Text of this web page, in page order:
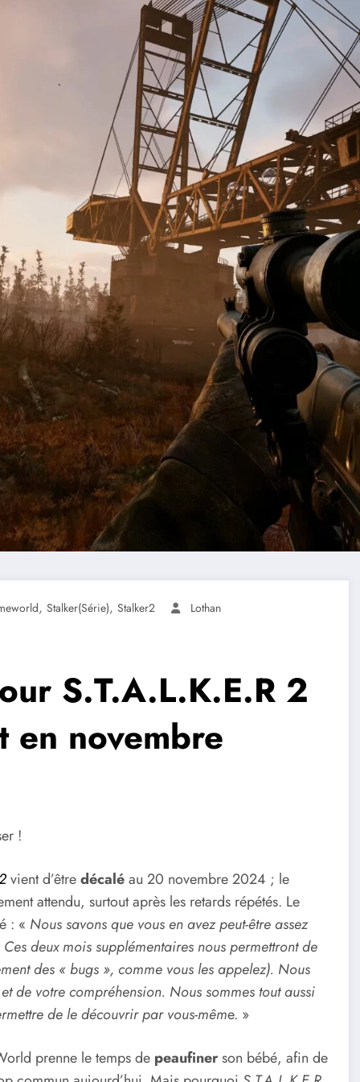
, Stalker(série), Stalker2 Lothan
S.T.A.L.K.E.R 2
en novembre
!
vient d’êtredécaléau 20 novembre 2024 ; le
attendu, surtout après les retards répétés. Le
: « Nous savons que vous en avez peut-être assez
deux mois supplémentaires nous permettront de
des « bugs », comme vous les appelez). Nous
de votre compréhension. Nous sommes tout aussi
de le découvrir par vous-même. »
prenne le temps de peaufinerson bébé, afin de